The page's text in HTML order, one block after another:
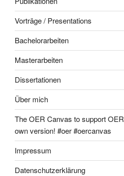
Vorträge / Presentations
Bachelorarbeiten
Masterarbeiten
Dissertationen
Über mich
The OER Canvas to support
own version! #oer #oercanvas
Impressum
Datenschutzerklärung